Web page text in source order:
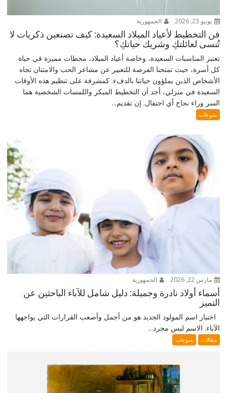
يونيو 23, 2026 الجمهورية
فن التخطيط لأعياد الميلاد السعيدة: كيف تصنعين ذكريات لا
تُنسى لعائلتكِ وشريك حياتكِ؟
تعتبر المناسبات السعيدة، وخاصة أعياد الميلاد، محطات مميزة في حياة
كل أسرة، حيث تمنحنا الفرصة للتعبير عن مشاعر الحب والامتنان تجاه
الأشخاص الذين يملؤون حياتنا بالدفء. كمشرفة على تنظيم هذه الأوقات
السعيدة في منزلي، أجد أن التخطيط المبكر واللمسات الشخصية هما
السر وراء نجاح أي احتفال. إن تقديم...
منوعات
مارس 22, 2026 الجمهورية
أسماء أولاد نادرة وجميلة: دليل شامل للآباء الباحثين عن
التميز
اختيار اسم المولود الجديد هو من أجمل وأصعب القرارات التي يواجهها
الآباء. الاسم ليس مجرد...
مقالات منوعات